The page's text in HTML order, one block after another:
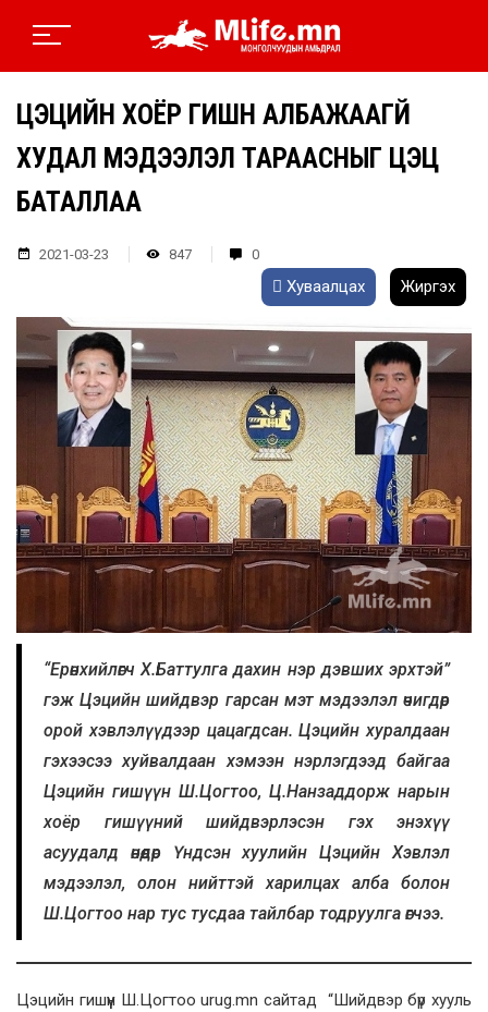
ЦЭЦИЙН ХОЁР ГИШҮҮН АЛБАЖААГҮЙ
ХУДАЛ МЭДЭЭЛЭЛ ТАРААСНЫГ ЦЭЦ
БАТАЛЛАА
2021-03-23 847 0
Хуваалцах Жиргэх
“Ерөнхийлөгч Х.Баттулга дахин нэр дэвших эрхтэй”
гэж Цэцийн шийдвэр гарсан мэт мэдээлэл өчигдөр
орой хэвлэлүүдээр цацагдсан. Цэцийн хуралдаан
гэхээсээ хуйвалдаан хэмээн нэрлэгдээд байгаа
Цэцийн гишүүн Ш.Цогтоо, Ц.Нанзаддорж нарын
хоёр гишүүний шийдвэрлэсэн гэх энэхүү
асуудалд өнөөдөр Үндсэн хуулийн Цэцийн Хэвлэл
мэдээлэл, олон нийттэй харилцах алба болон
Ш.Цогтоо нар тус тусдаа тайлбар тодруулга өгчээ.
Цэцийн гишүүн Ш.Цогтоо urug.mn сайтад “Шийдвэр бүр хууль